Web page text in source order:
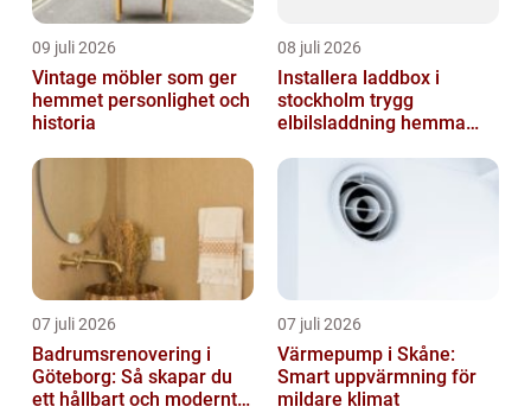
09 juli 2026
Vintage möbler som ger
hemmet personlighet och
historia
08 juli 2026
Installera laddbox i
stockholm trygg
elbilsladdning hemma
07 juli 2026
Badrumsrenovering i
Göteborg: Så skapar du
ett hållbart och modernt
07 juli 2026
Värmepump i Skåne:
Smart uppvärmning för
mildare klimat